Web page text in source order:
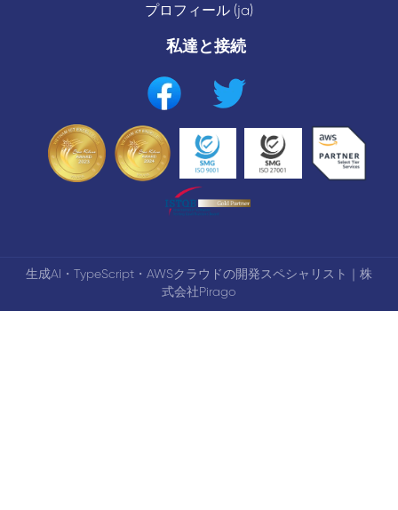
プロフィール (ja)
私達と接続
生成AI・TypeScript・AWSクラウドの開発スペシャリスト｜株
式会社Pirago